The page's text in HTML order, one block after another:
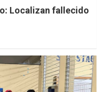
Localizan fallecido